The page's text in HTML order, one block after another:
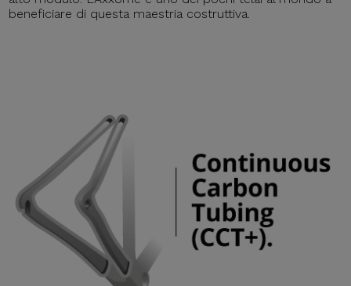
beneficiare di questa maestria costruttiva.